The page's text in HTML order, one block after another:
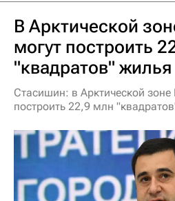
В Арктической
могут построить
"квадратов" жилья
Стасишин: в Арктической зоне
построить 22,9 млн